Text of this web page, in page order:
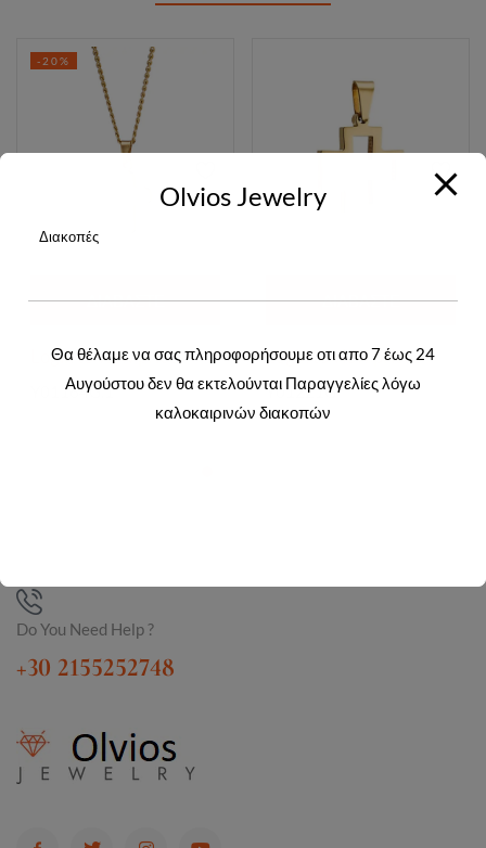
-20%
ΔΙΑΒΆΣΤΕ
ΠΕΡΙΣΣΌΤΕΡΑ
Login to view prices
Y01164G.1
ΔΙΑΒΆΣΤΕ
ΠΕΡΙΣΣΌΤΕΡΑ
Login to view prices
Y01221G
Do You Need Help ?
+30 2155252748
Olvios Jewelry
Διακοπές
Θα θέλαμε να σας πληροφορήσουμε οτι απο 7 έως 24
Αυγούστου δεν θα εκτελούνται Παραγγελίες λόγω
καλοκαιρινών διακοπών